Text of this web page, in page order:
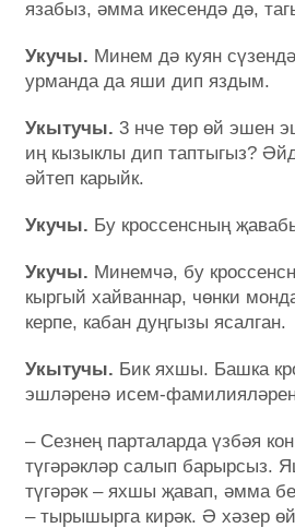
язабыз, әмма икесендә дә,
Укучы. Минем дә куян
урманда да яши дип яздым.
Укытучы. 3 нче төр өй эшен
иң кызыклы дип таптыгыз?
әйтеп карыйк.
Укучы. Бу кроссенсның
Укучы. Минемчә, бу
кыргый хайваннар, чөнки
керпе, кабан дуңгызы ясалган.
Укытучы. Бик яхшы. Башка
эшләренә исем-
– Сезнең парталарда үзбәя
түгәрәкләр салып барырсыз.
түгәрәк – яхшы җавап, әмма
– тырышырга кирәк. Ә хәзер